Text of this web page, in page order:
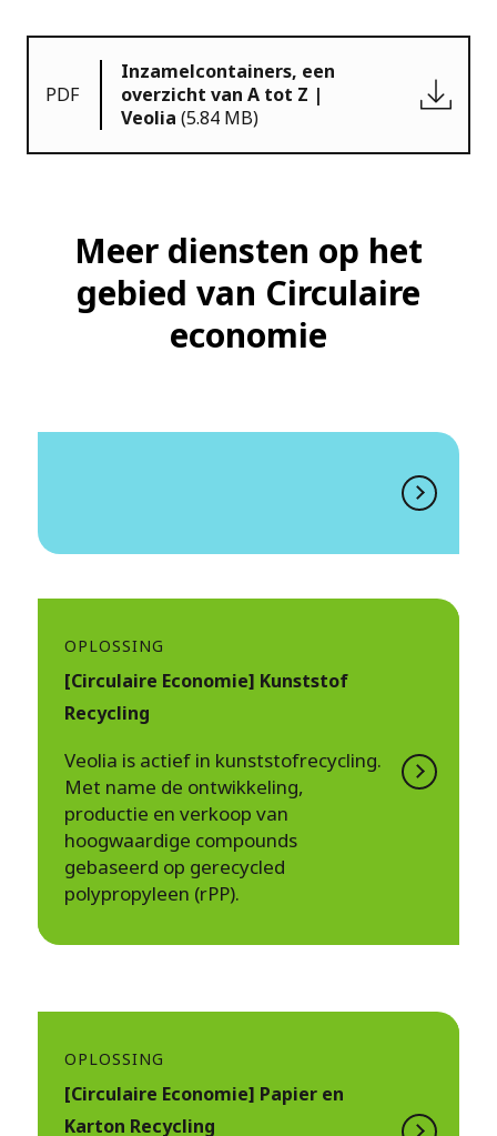
PDF
Inzamelcontainers, een
overzicht van A tot Z |
Veolia (5.84 MB)
Meer diensten op het
gebied van Circulaire
economie
OPLOSSING
[Circulaire Economie] Kunststof
Recycling
Veolia is actief in kunststofrecycling.
Met name de ontwikkeling,
productie en verkoop van
hoogwaardige compounds
gebaseerd op gerecycled
polypropyleen (rPP).
OPLOSSING
[Circulaire Economie] Papier en
Karton Recycling